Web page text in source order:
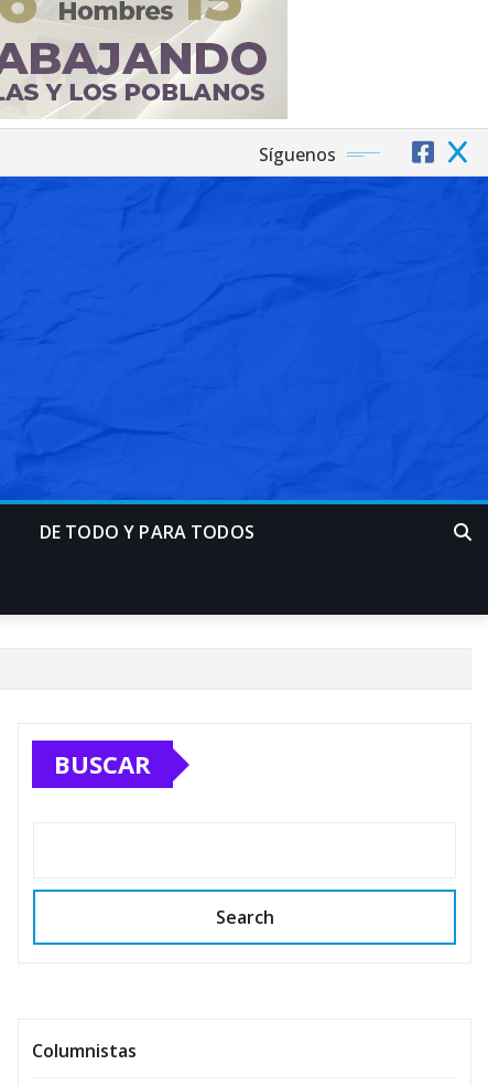
Síguenos
DE TODO Y PARA TODOS
BUSCAR
Search
Columnistas